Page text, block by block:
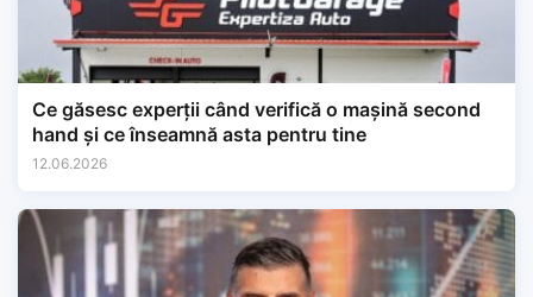
Ce găsesc experții când verifică o mașină second
hand și ce înseamnă asta pentru tine
12.06.2026